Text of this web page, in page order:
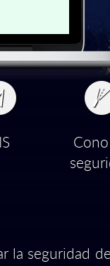
la seguridad